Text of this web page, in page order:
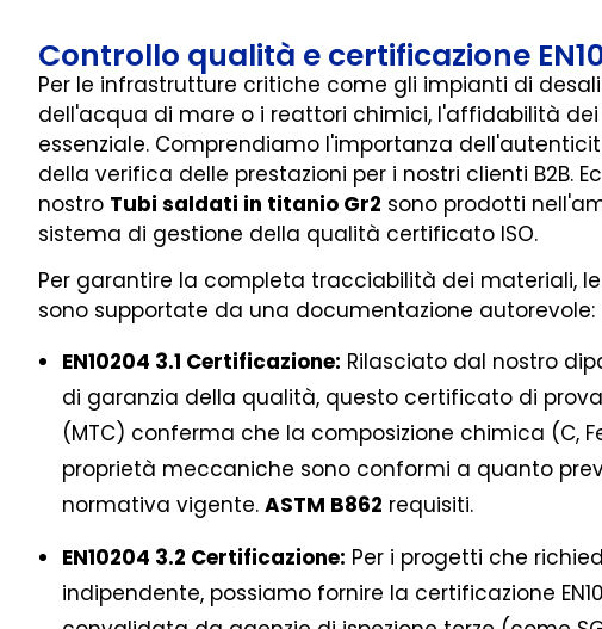
Controllo qualità e certificazione
Per le infrastrutture critiche come gli impianti di
dell'acqua di mare o i reattori chimici, l'affidabilità
essenziale. Comprendiamo l'importanza
della verifica delle prestazioni per i nostri clienti B2B.
nostro Tubi saldati in titanio Gr2 sono prodotti
sistema di gestione della qualità certificato ISO.
Per garantire la completa tracciabilità dei materiali,
sono supportate da una documentazione autorevole:
EN10204 3.1 Certificazione: Rilasciato dal nostro
di garanzia della qualità, questo certificato di
(MTC) conferma che la composizione chimica (C,
proprietà meccaniche sono conformi a quanto
normativa vigente. ASTM B862 requisiti.
EN10204 3.2 Certificazione: Per i progetti che
indipendente, possiamo fornire la certificazione